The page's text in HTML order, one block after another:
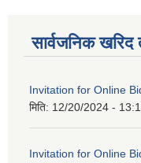
सार्वजनिक खरिद
Invitation for Online
मिति: 12/20/2024 -
Invitation for Online